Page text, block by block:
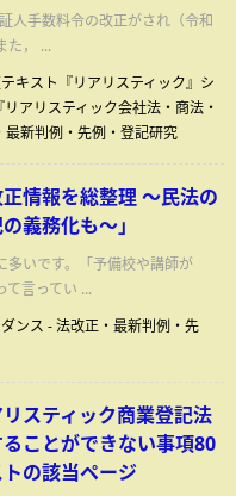
人手数料令の改正がされ（令和
た， ...
キスト『リアリスティック』シ
アリスティック会社法・商法・
最新判例・先例・登記研究
正情報を総整理 ～民法の
義務化も～」
多いです。「予備校や講師が
言ってい ...
ンス -法改正・最新判例・先
リスティック商業登記法
ことができない事項80
の該当ページ